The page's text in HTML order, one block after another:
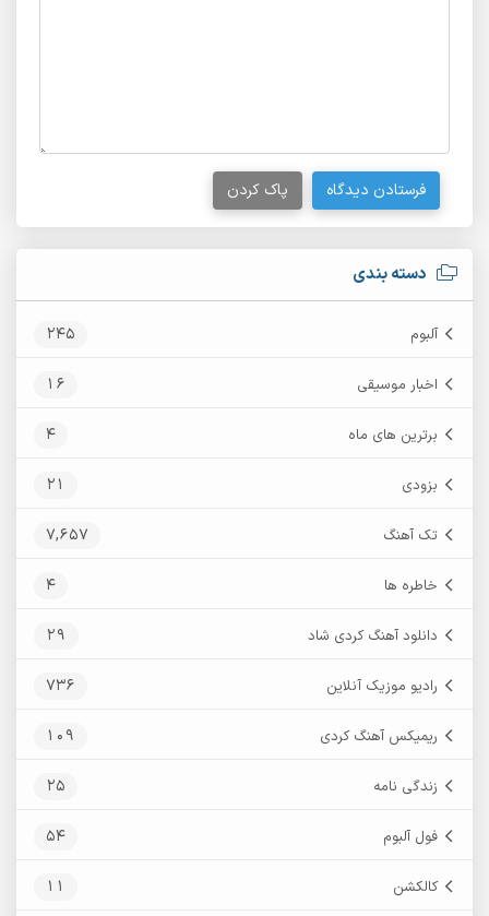
دسته بندی
آلبوم 245
اخبار موسیقی 16
برترین های ماه 4
بزودی 21
تک آهنگ 7,657
خاطره ها 4
دانلود آهنگ کردی شاد 29
رادیو موزیک آنلاین 736
ریمیکس آهنگ کردی 109
زندگی نامه 25
فول آلبوم 54
کالکشن 11
فرستادن دیدگاه پاک کردن